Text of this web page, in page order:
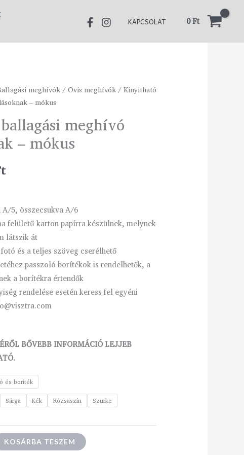
KAPCSOLAT 0Ft
meghívók/Ovis meghívók/ Kinyitható
– mókus
meghívó
– mókus
Ártartomány:
-
5, összecsukva A/6
felületű karton papírra készülnek, melynek
látszik át
és a teljes szöveg cserélhető
passzoló borítékok is rendelhetők, a
a borítékra értendők
rendelése esetén keress fel egyéni
BŐVEBB INFORMÁCIÓ LEJJEB
és boríték
Sárga Kék Rózsaszín Szürke
KOSÁRBA TESZEM